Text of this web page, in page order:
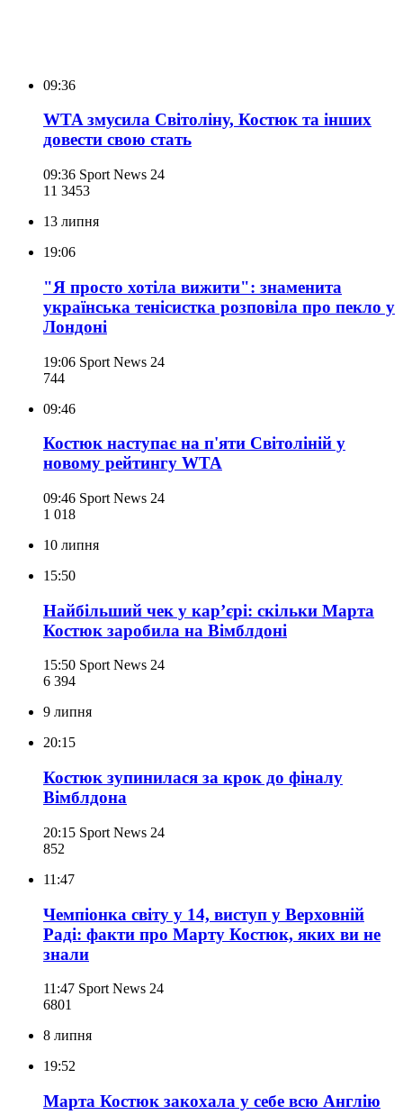
09:36
WTA змусила Світоліну, Костюк та інших
довести свою стать
09:36 Sport News 24
11 3453
13 липня
19:06
"Я просто хотіла вижити": знаменита
українська тенісистка розповіла про пекло у
Лондоні
19:06 Sport News 24
744
09:46
Костюк наступає на п'яти Світоліній у
новому рейтингу WTA
09:46 Sport News 24
1 018
10 липня
15:50
Найбільший чек у кар’єрі: скільки Марта
Костюк заробила на Вімблдоні
15:50 Sport News 24
6 394
9 липня
20:15
Костюк зупинилася за крок до фіналу
Вімблдона
20:15 Sport News 24
852
11:47
Чемпіонка світу у 14, виступ у Верховній
Раді: факти про Марту Костюк, яких ви не
знали
11:47 Sport News 24
6801
8 липня
19:52
Марта Костюк закохала у себе всю Англію